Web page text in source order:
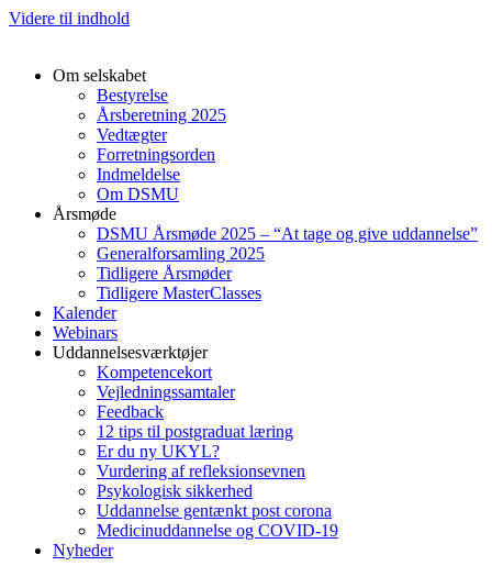
Videre til indhold
Om selskabet
Bestyrelse
Årsberetning 2025
Vedtægter
Forretningsorden
Indmeldelse
Om DSMU
Årsmøde
DSMU Årsmøde 2025 – “At tage og give uddannelse”
Generalforsamling 2025
Tidligere Årsmøder
Tidligere MasterClasses
Kalender
Webinars
Uddannelsesværktøjer
Kompetencekort
Vejledningssamtaler
Feedback
12 tips til postgraduat læring
Er du ny UKYL?
Vurdering af refleksionsevnen
Psykologisk sikkerhed
Uddannelse gentænkt post corona
Medicinuddannelse og COVID-19
Nyheder